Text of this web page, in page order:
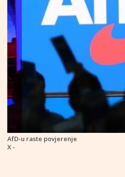
AfD-u raste povjerenje
X -